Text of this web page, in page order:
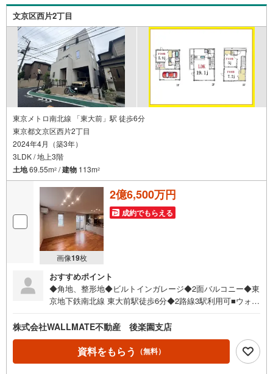
です。駅近の利便性、築浅の快適性、ルーフバルコニーの
開放感を兼ね備えた、文京区本駒込の魅力ある一邸です。
文京区西片2丁目
東京メトロ南北線 「東大前」駅 徒歩6分
東京都文京区西片2丁目
2024年4月（築3年）
3LDK / 地上3階
土地69.55m2 /建物 113m2
画像19枚
2億6,500万円
成約でもらえる
おすすめポイント
◆角地、整形地◆ビルトインガレージ◆2面バルコニー◆東
京地下鉄南北線 東大前駅徒歩6分◆2路線3駅利用可■ウォー
顧客主義を貫く事をお約束いたします■都心エリアに特化し
た情報網を駆使し、最良の不動産をご提案■住宅ローンシュ
ミレーション無料相談会 毎日随時開催中■ウォールメイト
オリジナルの住宅購入・住替え等について 分かりやすく解
株式会社WALLMATE不動産 後楽園支店
資料をもらう （無料）